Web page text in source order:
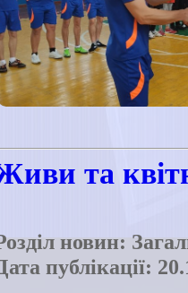
та
новин:
публікації: